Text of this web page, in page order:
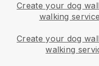
Create your dog
walking
Create your dog
walking